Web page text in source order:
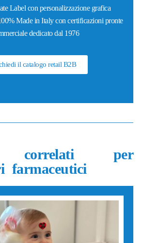
Label con personalizzazione grafica
Made in Italy con certificazioni pronte
dedicato dal 1976
il catalogo retail B2B
correlati per
farmaceutici